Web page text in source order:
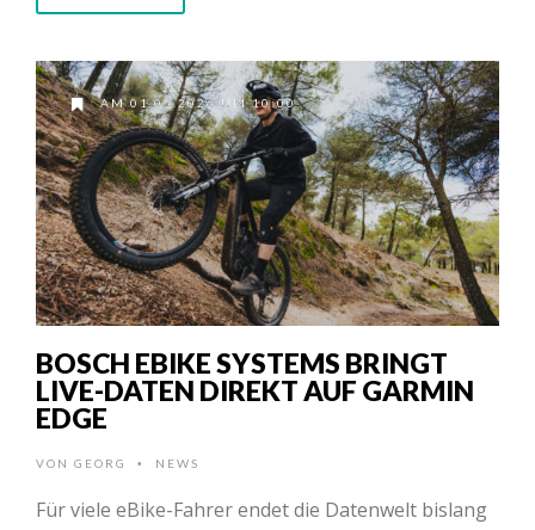
AM 01.05.2026 UM 10:00
BOSCH EBIKE SYSTEMS BRINGT
LIVE-DATEN DIREKT AUF GARMIN
EDGE
VON GEORG • NEWS
Für viele eBike-Fahrer endet die Datenwelt bislang